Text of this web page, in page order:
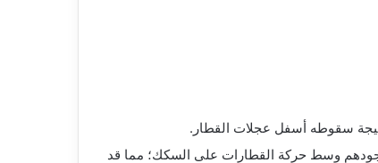
سقوطه أسفل عجلات القطار.
وسط حركة القطارات على السكك؛ مما قد